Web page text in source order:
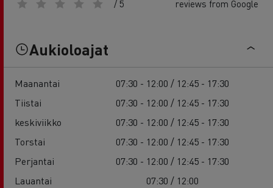
/ 5 reviews from Google
Aukioloajat
Maanantai
07:30 - 12:00 / 12:45 - 17:30
Tiistai
07:30 - 12:00 / 12:45 - 17:30
keskiviikko
07:30 - 12:00 / 12:45 - 17:30
Torstai
07:30 - 12:00 / 12:45 - 17:30
Perjantai
07:30 - 12:00 / 12:45 - 17:30
Lauantai
07:30 / 12:00